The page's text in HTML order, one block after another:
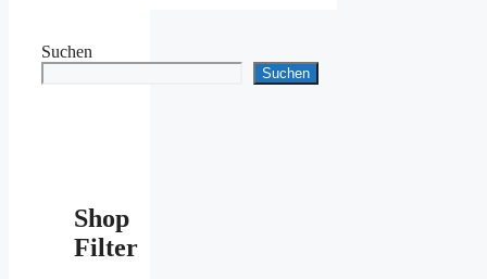
Suchen
Suchen
Shop
Filter